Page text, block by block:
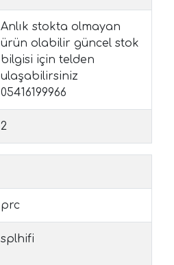
Anlık stokta olmayan
ürün olabilir güncel stok
bilgisi için telden
ulaşabilirsiniz
05416199966
2
prc
splhifi